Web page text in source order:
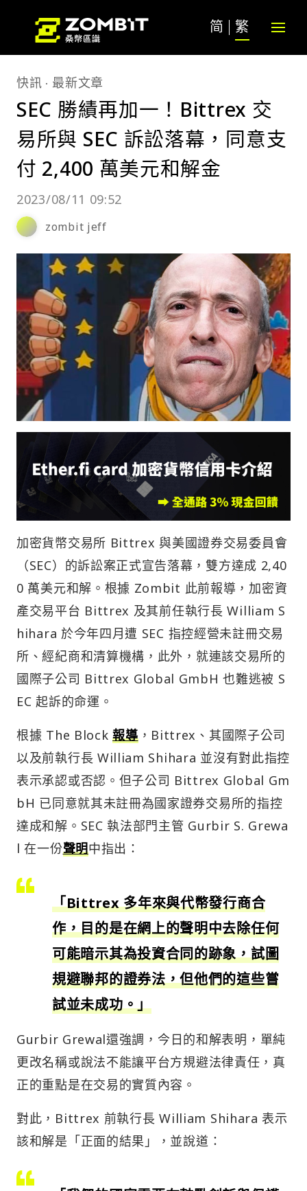
简 繁
快訊 最新文章
SEC 勝績再加一！Bittrex 交
易所與 SEC 訴訟落幕，同意支
付 2,400 萬美元和解金
2023/08/11 09:52
zombit jeff
加密貨幣交易所 Bittrex 與美國證券交易委員會
（SEC）的訴訟案正式宣告落幕，雙方達成 2,40
0 萬美元和解。根據 Zombit 此前報導，加密資
產交易平台 Bittrex 及其前任執行長 William S
hihara 於今年四月遭 SEC 指控經營未註冊交易
所、經紀商和清算機構，此外，就連該交易所的
國際子公司 Bittrex Global GmbH 也難逃被 S
EC 起訴的命運。
根據 The Block報導，Bittrex、其國際子公司
以及前執行長 William Shihara 並沒有對此指控
表示承認或否認。但子公司 Bittrex Global Gm
bH 已同意就其未註冊為國家證券交易所的指控
達成和解。SEC 執法部門主管 Gurbir S. Grewa
l 在一份聲明中指出：
「Bittrex 多年來與代幣發行商合
作，目的是在網上的聲明中去除任何
可能暗示其為投資合同的跡象，試圖
規避聯邦的證券法，但他們的這些嘗
試並未成功。」
Gurbir Grewal還強調，今日的和解表明，單純
更改名稱或說法不能讓平台方規避法律責任，真
正的重點是在交易的實質內容。
對此，Bittrex 前執行長 William Shihara 表示
該和解是「正面的結果」，並說道：